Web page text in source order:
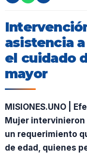
asistencia
el cuidado
mayor
MISIONES.UNO |
Mujer intervinieron
un requerimiento
de edad, quienes